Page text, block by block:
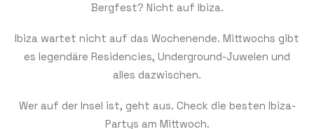
Bergfest? Nicht auf Ibiza.
Ibiza wartet nicht auf das Wochenende. Mittwochs gibt
es legendäre Residencies, Underground-Juwelen und
alles dazwischen.
Wer auf der Insel ist, geht aus. Check die besten Ibiza-
Partys am Mittwoch.